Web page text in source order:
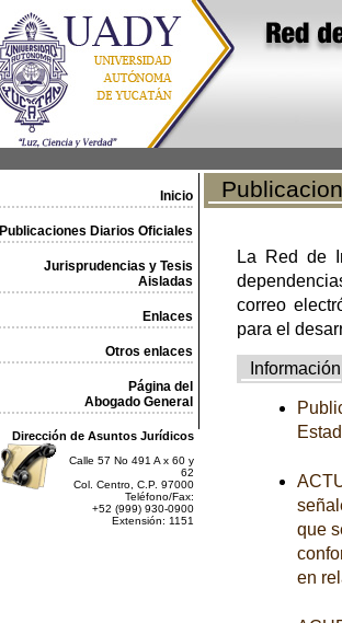
Inicio
Publicaciones Diarios Oficiales
Jurisprudencias y Tesis
Aisladas
Enlaces
Otros enlaces
Página del
Abogado General
Dirección de Asuntos Jurídicos
Calle 57 No 491 A x 60 y
62
Col. Centro, C.P. 97000
Teléfono/Fax:
+52 (999) 930-0900
Extensión: 1151
La Red de
correo
para el
Información
que
en